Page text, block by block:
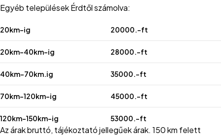
Egyéb települések Érdtől számolva:
20km-ig 20000.-ft
20km-40km-ig 28000.-ft
40km-70km.ig 35000.-ft
70km-120km-ig 45000.-ft
120km-150km-ig 53000.-ft
Az árak bruttó, tájékoztató jellegűek árak. 150 km felett